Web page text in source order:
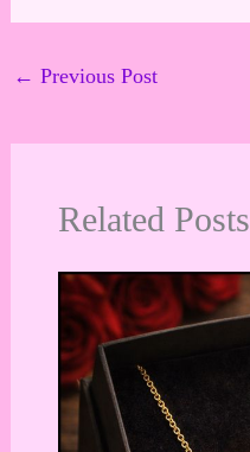
← Previous Post
Related Posts